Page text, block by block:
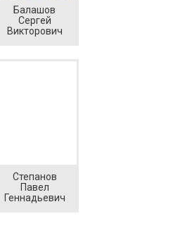
Балашов
Сергей
Викторович
Степанов
Павел
Геннадьевич